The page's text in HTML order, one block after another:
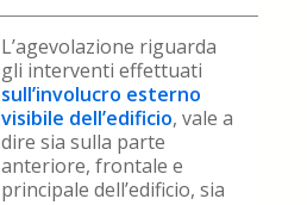
L’agevolazione riguarda
gli interventi effettuati
sull’involucro esterno
visibile dell’edificio, vale a
dire sia sulla parte
anteriore, frontale e
principale dell’edificio, sia